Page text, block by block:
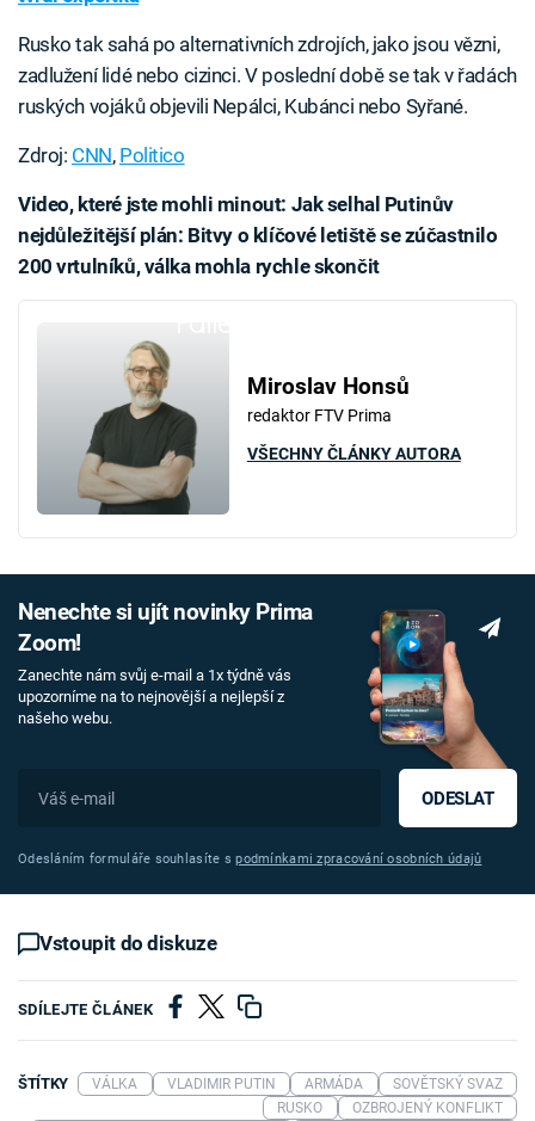
Rusko tak sahá po alternativních zdrojích, jako jsou vězni,
zadlužení lidé nebo cizinci. V poslední době se tak v řadách
ruských vojáků objevili Nepálci, Kubánci nebo Syřané.
Zdroj: CNN, Politico
Video, které jste mohli minout: Jak selhal Putinův
nejdůležitější plán: Bitvy o klíčové letiště se zúčastnilo
200 vrtulníků, válka mohla rychle skončit
Miroslav Honsů
redaktor FTV Prima
VŠECHNY ČLÁNKY AUTORA
Nenechte si ujít novinky Prima
Zoom!
Zanechte nám svůj e-mail a 1x týdně vás
upozorníme na to nejnovější a nejlepší z
našeho webu.
ODESLAT
Odesláním formuláře souhlasíte spodmínkami zpracování osobních údajů
Vstoupit do diskuze
SDÍLEJTE ČLÁNEK
ŠTÍTKY VÁLKA VLADIMIR PUTIN ARMÁDA
SOVĚTSKÝ SVAZ
RUSKO
OZBROJENÝ KONFLIKT